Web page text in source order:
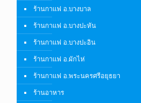
ร้านกาแฟ อ.บางบาล
ร้านกาแฟ อ.บางปะหัน
ร้านกาแฟ อ.บางปะอิน
ร้านกาแฟ อ.ผักไห่
ร้านกาแฟ อ.พระนครศรีอยุธยา
ร้านอาหาร